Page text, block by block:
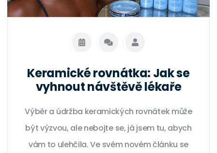
Keramické rovnátka: Jak se
vyhnout návštěvě lékaře
Výběr a údržba keramických rovnátek může
být výzvou, ale nebojte se, já jsem tu, abych
vám to ulehčila. Ve svém novém článku se